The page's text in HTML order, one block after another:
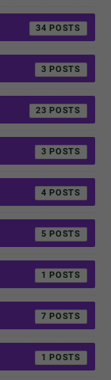
34
3
23
3
4
5
1
7
1